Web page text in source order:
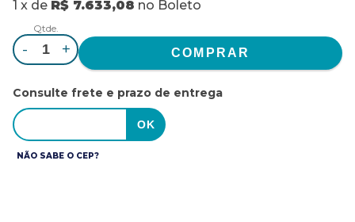
1 x de R$ 7.633,08 no Boleto
Qtde.
- +
Consulte frete e prazo de entrega
NÃO SABE O CEP?